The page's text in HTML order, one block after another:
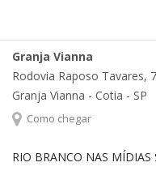
Granja Vianna
Rodovia Raposo Tavares,
Granja Vianna - Cotia - SP
Como chegar
RIO BRANCO NAS MÍDIAS